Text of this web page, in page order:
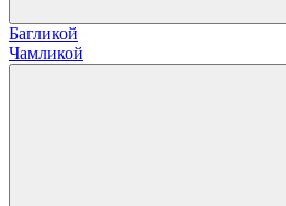
Багликой
Чамликой